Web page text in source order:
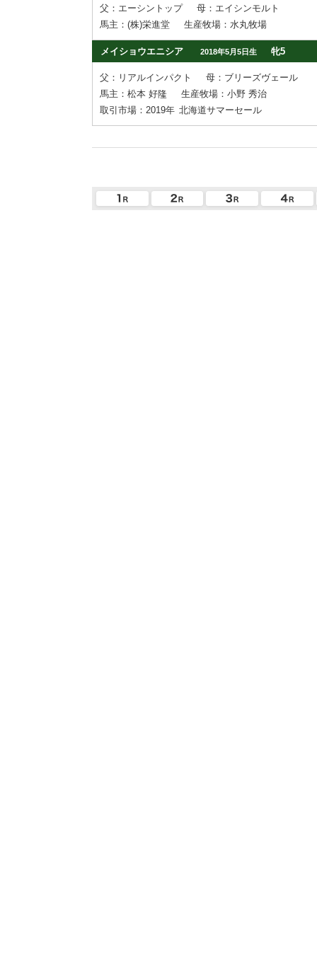
父：エーシントップ
母：エイシンモルト
馬主：(株)栄進堂
生産牧場：水丸牧場
メイショウエニシア 2018年5月5日生 牝5
父：リアルインパクト
母：ブリーズヴェール
馬主：松本 好隆
生産牧場：小野 秀治
取引市場：2019年 北海道サマーセール